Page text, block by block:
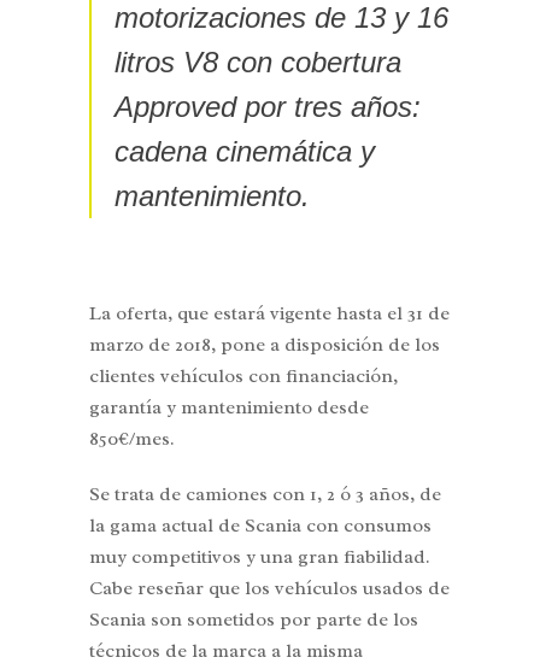
motorizaciones de 13 y 16
litros V8 con cobertura
Approved por tres años:
cadena cinemática y
mantenimiento.
La oferta, que estará vigente hasta el 31 de
marzo de 2018, pone a disposición de los
clientes vehículos con financiación,
garantía y mantenimiento desde
850€/mes.
Se trata de camiones con 1, 2 ó 3 años, de
la gama actual de Scania con consumos
muy competitivos y una gran fiabilidad.
Cabe reseñar que los vehículos usados de
Scania son sometidos por parte de los
técnicos de la marca a la misma